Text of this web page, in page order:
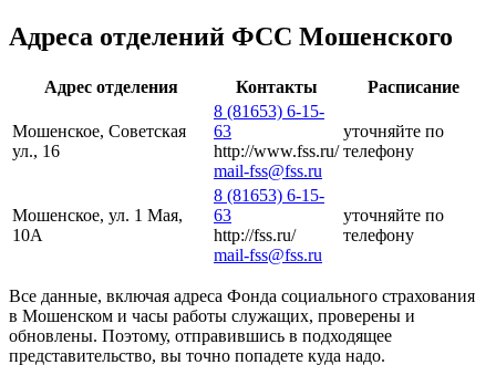
Адреса отделений ФСС Мошенского
Адрес отделения Контакты Расписание
Мошенское, Советская
ул., 16
8 (81653) 6-15-
63
http://www.fss.ru/
mail-fss@fss.ru
уточняйте по
телефону
Мошенское, ул. 1 Мая,
10А
8 (81653) 6-15-
63
http://fss.ru/
mail-fss@fss.ru
уточняйте по
телефону
Все данные, включая адреса Фонда социального страхования
в Мошенском и часы работы служащих, проверены и
обновлены. Поэтому, отправившись в подходящее
представительство, вы точно попадете куда надо.